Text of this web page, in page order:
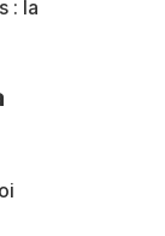
: la